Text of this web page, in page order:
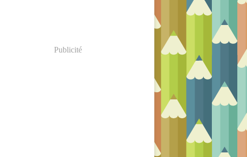
Publicité